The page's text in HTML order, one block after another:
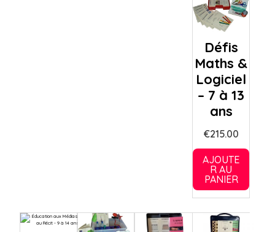
Défis
Maths &
Logiciel
– 7 à 13
ans
€215.00
AJOUTE
R AU
PANIER